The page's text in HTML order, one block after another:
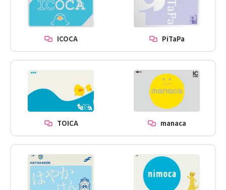
ICOCA PiTaPa
TOICA manaca